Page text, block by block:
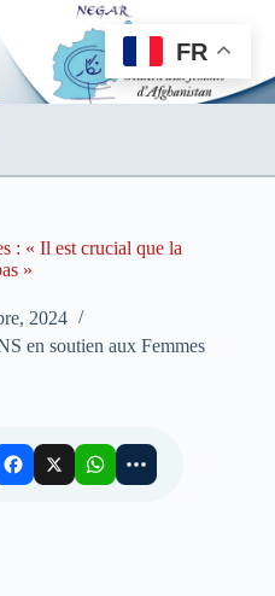
: « Il est crucial que la
»
2024
en soutien aux Femmes
FR